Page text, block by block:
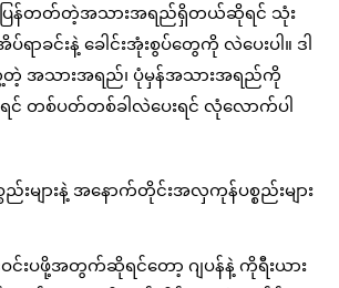
န်တတ်တဲ့အသားအရည်ရှိတယ်ဆိုရင် သုံး
ာခင်းနဲ့ ခေါင်းအုံးစွပ်တွေကို လဲပေးပါ။ ဒါ
တဲ့ အသားအရည်၊ ပုံမှန်အသားအရည်ကို
တစ်ပတ်တစ်ခါလဲပေးရင် လုံလောက်ပါ
းများနဲ့ အနောက်တိုင်းအလှကုန်ပစ္စည်းများ
းပဖို့အတွက်ဆိုရင်တော့ ဂျပန်နဲ့ ကိုရီးယား